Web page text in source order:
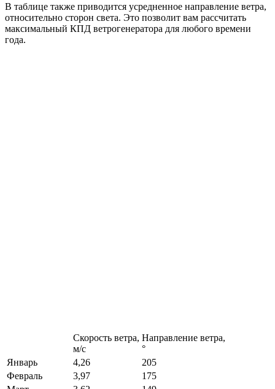
В таблице также приводится усредненное направление ветра,
относительно сторон света. Это позволит вам рассчитать
максимальный КПД ветрогенератора для любого времени
года.
Скорость ветра,
м/с
Направление ветра,
°
Январь
4,26
205
Февраль
3,97
175